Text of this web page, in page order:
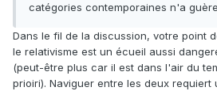
catégories contemporaines n'a
Dans le fil de la discussion, votre point
le relativisme est un écueil aussi
(peut-être plus car il est dans l'air du
prioiri). Naviguer entre les deux requiert